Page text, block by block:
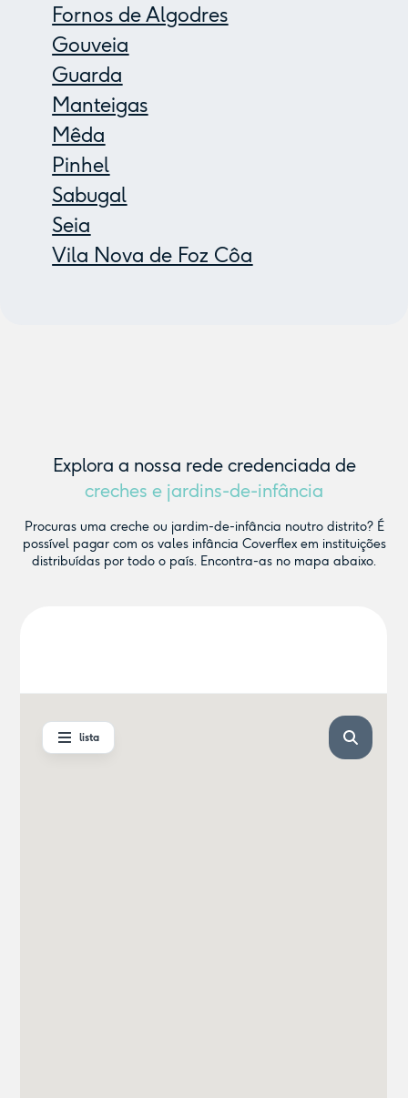
Fornos de Algodres
Gouveia
Guarda
Manteigas
Mêda
Pinhel
Sabugal
Seia
Vila Nova de Foz Côa
Explora a nossa rede credenciada de
creches e jardins-de-infância
Procuras uma creche ou jardim-de-infância noutro distrito? É
possível pagar com os vales infância Coverflex em instituições
distribuídas por todo o país. Encontra-as no mapa abaixo.